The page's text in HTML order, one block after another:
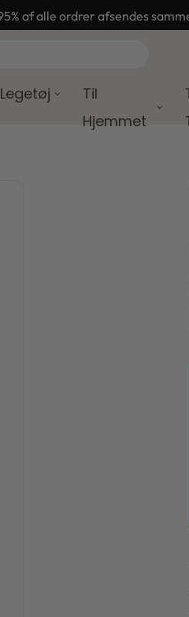
🚚 Gratis fragt ved køb over
Legetøj
Til
Hjemmet